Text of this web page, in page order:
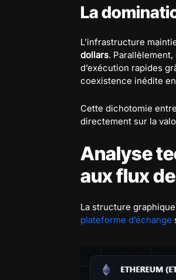
La
L’infrastructure
dollars.
d’exécution rapides
coexistence inédite
Cette dichotomie
directement sur la
Analyse
aux flux
La structure
plateforme d’échange